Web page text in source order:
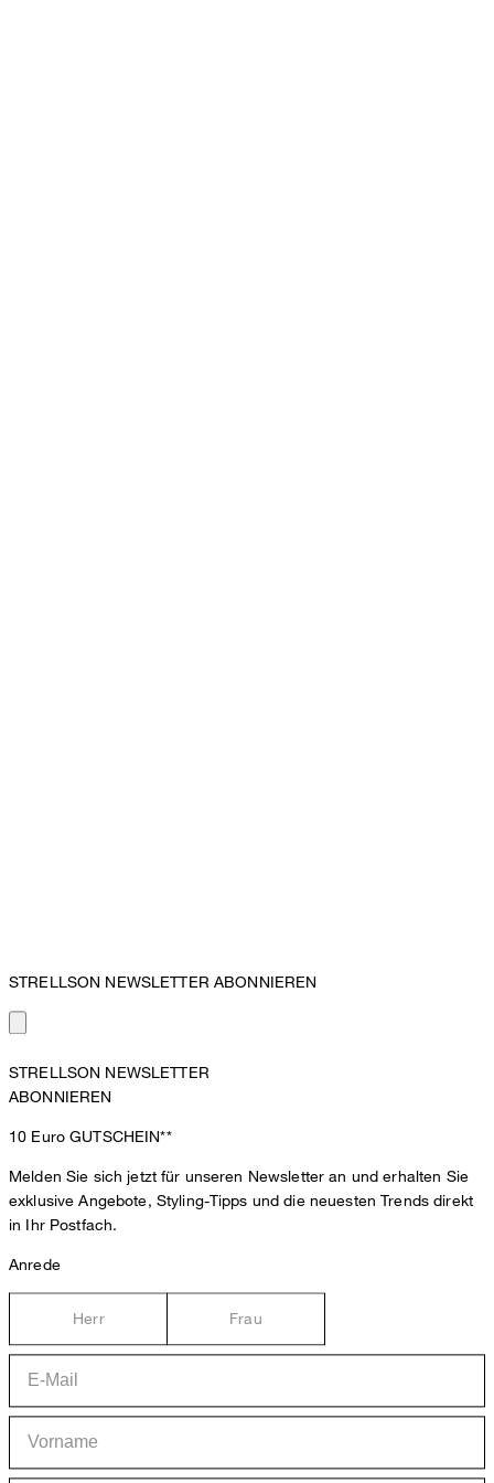
STRELLSON NEWSLETTER ABONNIEREN
STRELLSON NEWSLETTER
ABONNIEREN
10 EuroGUTSCHEIN**
Melden Sie sich jetzt für unseren Newsletter an und erhalten Sie
exklusive Angebote, Styling-Tipps und die neuesten Trends direkt
in Ihr Postfach.
Anrede
Herr Frau